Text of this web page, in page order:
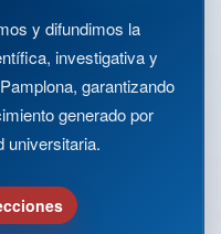
y difundimos la
investigativa y
garantizando
generado por
universitaria.